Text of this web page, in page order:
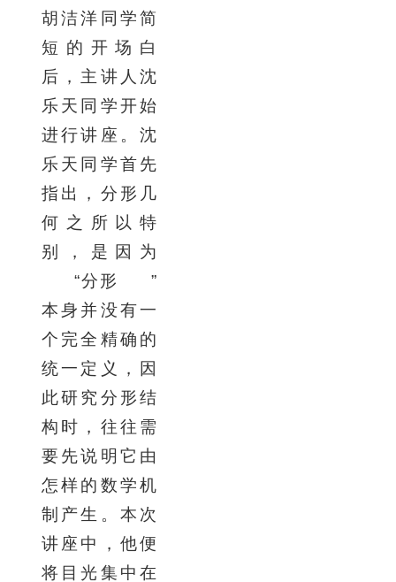
胡洁洋同学简
短的开场白
后，主讲人沈
乐天同学开始
进行讲座。沈
乐天同学首先
指出，分形几
何之所以特
别，是因为
“分形
”
本身并没有一
个完全精确的
统一定义，因
此研究分形结
构时，往往需
要先说明它由
怎样的数学机
制产生。本次
讲座中，他便
将目光集中在